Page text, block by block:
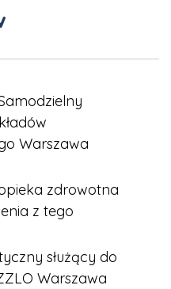
Warszawa
zdrowotna
z tego
służący do
Warszawa